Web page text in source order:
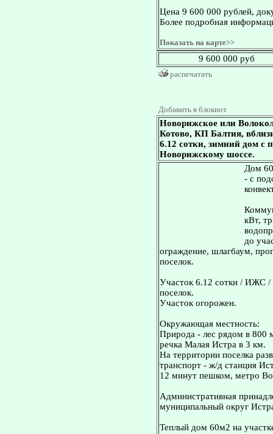
Цена 9 600 000 рублей,
Более подробная
Показать на карте>>
9 600 000 руб
распечатать
Добавить в блокнот
Новорижское или
Котово, КП Балтия,
6.12 сотки, зимний дом с
Новорижскому шоссе.
Дом
- с
кВт,
до
ограждение, шлагбаум,
поселок.
Участок 6.12 сотки / ИЖС /
поселок.
Участок огорожен.
Окружающая местность:
Природа - лес рядом в 800
речка Малая Истра в 3 км.
На территории поселка
транспорт - ж/д станция
12 минут пешком, метро
Административная
муниципальный округ
Теплый дом 60м2 на